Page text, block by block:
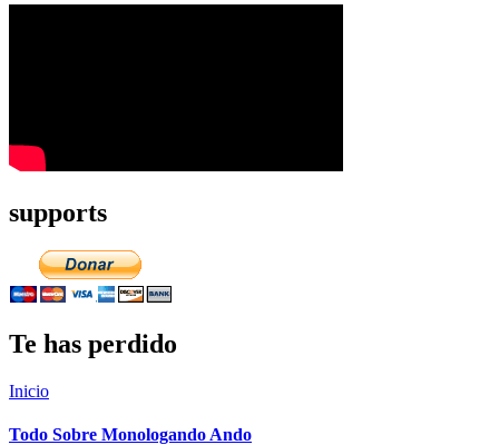
supports
Te has perdido
Inicio
Todo Sobre Monologando Ando